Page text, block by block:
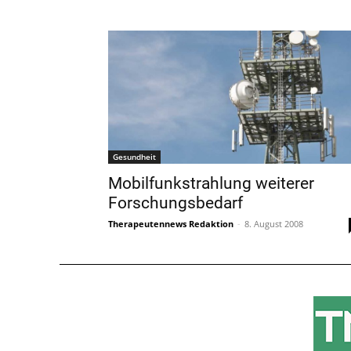
Gesundheit
Mobilfunkstrahlung weiterer
Forschungsbedarf
Therapeutennews Redaktion - 8. August 2008